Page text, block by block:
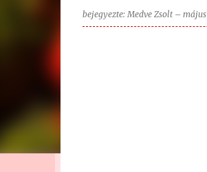
Ráadásul az
érkezéskor lemérik,
bejegyezte:Medve Zsolt – május